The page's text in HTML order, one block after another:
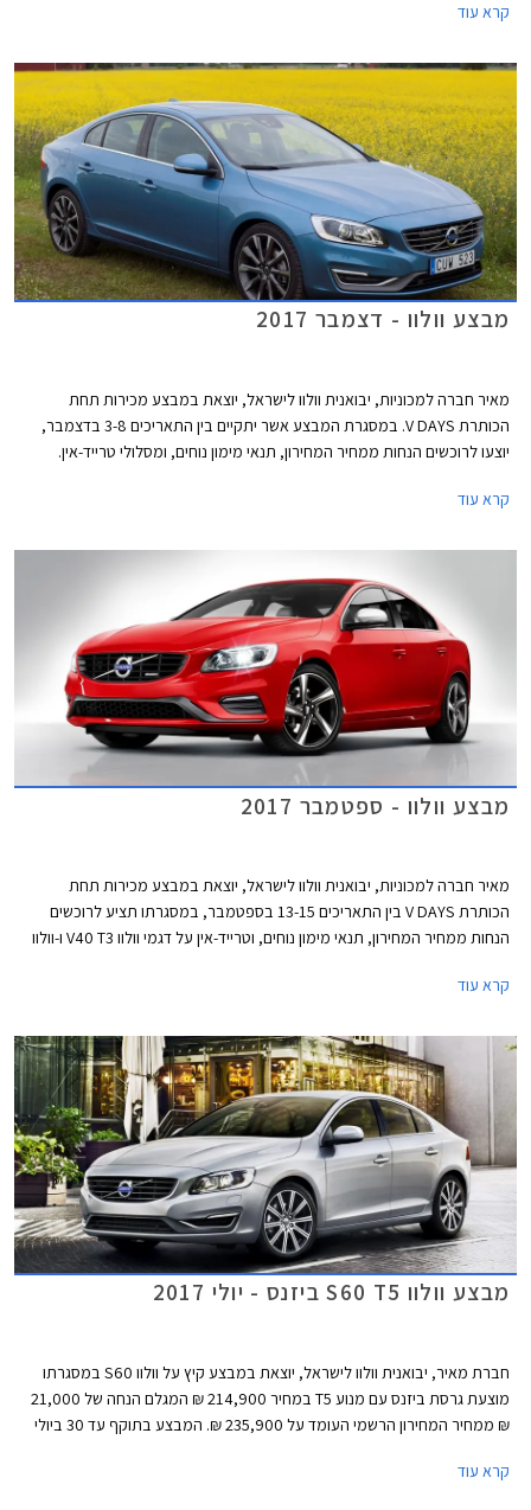
דגמים ההופכים למובילים בקטגוריות הרכב השונות. ניתן לייחס חלק מההצלחה
לעובדה שבעלת הבית החדשה השאירה לוולוו עצמאות בתכנון דגמים חדשים
תוך סיוע במימון פרויקטים המצריכים השקעות הון גדולות.
קרא עוד
מבצע וולוו - דצמבר 2017
מאיר חברה למכוניות, יבואנית וולוו לישראל, יוצאת במבצע מכירות תחת
הכותרת V DAYS. במסגרת המבצע אשר יתקיים בין התאריכים 3-8 בדצמבר,
יוצעו לרוכשים הנחות ממחיר המחירון, תנאי מימון נוחים, ומסלולי טרייד-אין.
קרא עוד
מבצע וולוו - ספטמבר 2017
מאיר חברה למכוניות, יבואנית וולוו לישראל, יוצאת במבצע מכירות תחת
הכותרת V DAYS בין התאריכים 13-15 בספטמבר, במסגרתו תציע לרוכשים
הנחות ממחיר המחירון, תנאי מימון נוחים, וטרייד-אין על דגמי וולוו V40 T3 ו-וולוו
קרא עוד
מבצע וולוו S60 T5 ביזנס - יולי 2017
חברת מאיר, יבואנית וולוו לישראל, יוצאת במבצע קיץ על וולוו S60 במסגרתו
מוצעת גרסת ביזנס עם מנוע T5 במחיר 214,900 ₪ המגלם הנחה של 21,000
₪ ממחיר המחירון הרשמי העומד על 235,900 ₪. המבצע בתוקף עד 30 ביולי
קרא עוד